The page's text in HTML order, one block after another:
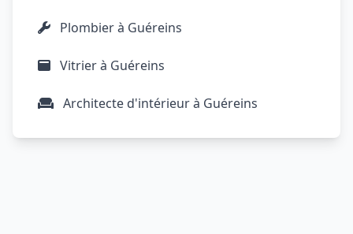
Plombier à Guéreins
Vitrier à Guéreins
Architecte d'intérieur à Guéreins